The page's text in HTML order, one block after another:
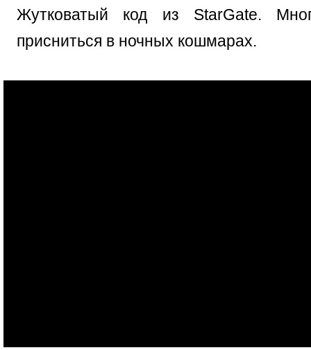
Жутковатый код из StarGate.
присниться в ночных кошмарах.